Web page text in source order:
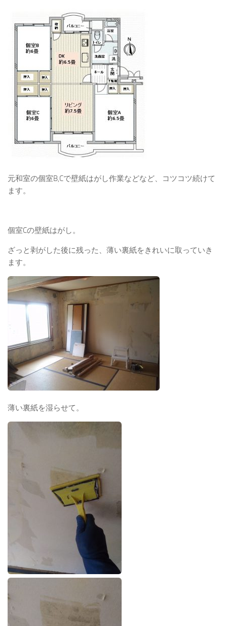
元和室の個室B,Cで壁紙はがし作業などなど、コツコツ続けて
ます。
個室Cの壁紙はがし。
ざっと剥がした後に残った、薄い裏紙をきれいに取っていき
ます。
薄い裏紙を湿らせて。